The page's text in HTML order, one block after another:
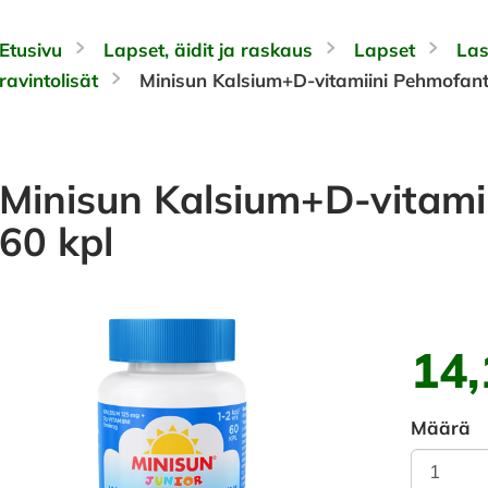
Etusivu Lapset, äidit ja raskaus Lapset
ravintolisät
Minisun Kalsium+D-vitamiini
Minisun Kalsium+D-
60 kpl
Määrä